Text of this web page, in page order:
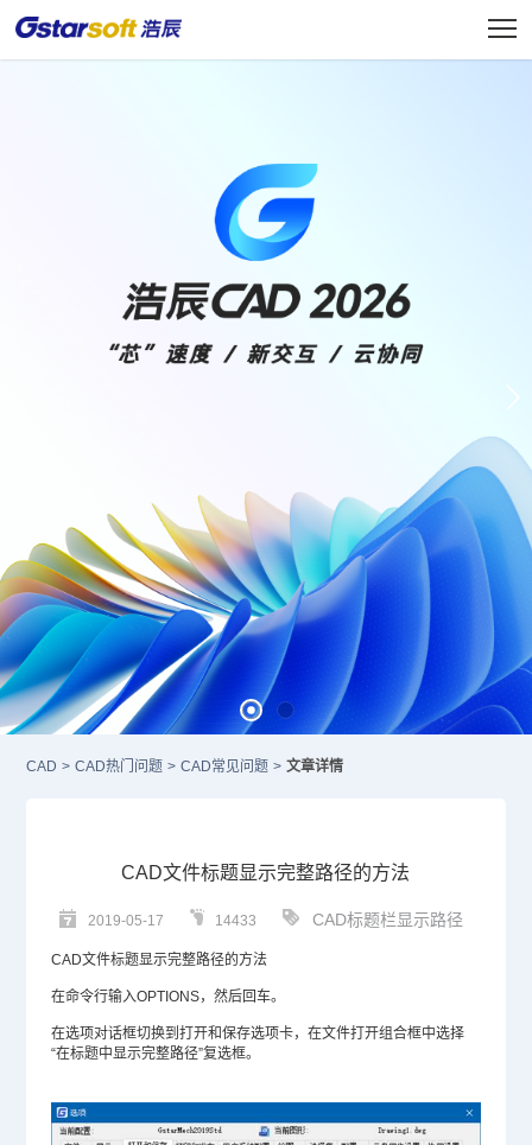
CAD > CAD热门问题 > CAD常见问题 > 文章详情
CAD文件标题显示完整路径的方法
2019-05-17 14433 CAD标题栏显示路径
CAD文件标题显示完整路径的方法
在命令行输入OPTIONS，然后回车。
在选项对话框切换到打开和保存选项卡，在文件打开组合框中选择
“在标题中显示完整路径”复选框。